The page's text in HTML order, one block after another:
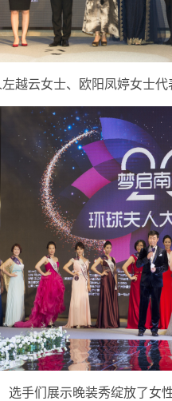
越云女士、欧阳凤婷女士
选手们展示晚装秀绽放了女